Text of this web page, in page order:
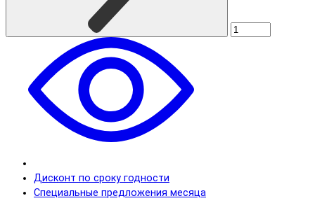
Дисконт по сроку годности
Специальные предложения месяца